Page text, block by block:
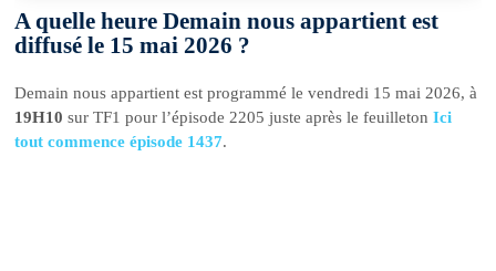
A quelle heure Demain nous appartient est
diffusé le 15 mai 2026 ?
Demain nous appartient est programmé le vendredi 15 mai 2026, à
19H10 sur TF1 pour l’épisode 2205 juste après le feuilletonIci
tout commence épisode 1437.